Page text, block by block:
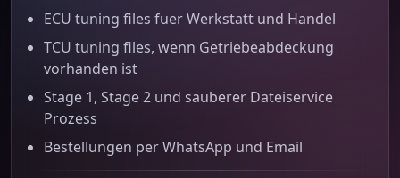
ECU tuning files fuer Werkstatt und Handel
TCU tuning files, wenn Getriebeabdeckung
vorhanden ist
Stage 1, Stage 2 und sauberer Dateiservice
Prozess
Bestellungen per WhatsApp und Email